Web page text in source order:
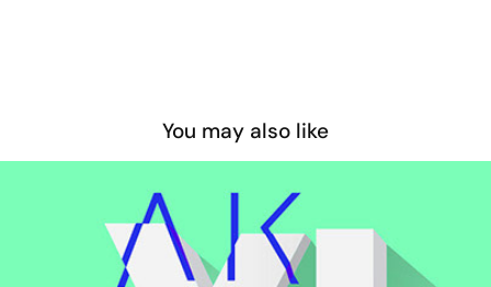
You may also like